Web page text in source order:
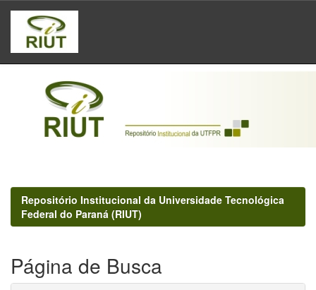
Skip
navigation
Repositório Institucional da Universidade Tecnológica
Federal do Paraná (RIUT)
Página de Busca